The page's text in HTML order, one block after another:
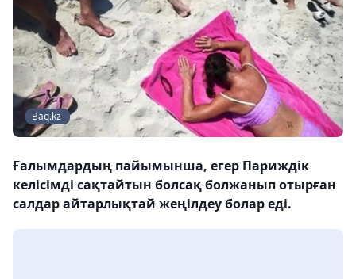
Baq.kz
Ғалымдардың пайымынша, егер Париждік
келісімді сақтайтын болсақ болжанып отырған
салдар айтарлықтай жеңілдеу болар еді.